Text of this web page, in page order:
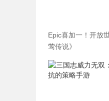
Epic喜加一！开放
莺传说》